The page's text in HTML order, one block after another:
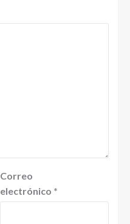
Correo
electrónico *